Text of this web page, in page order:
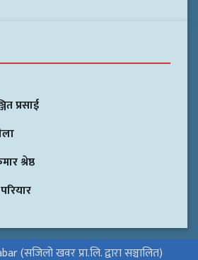
प्रसाई
श्रेष्ठ
(सजिलो खवर प्रा.लि. द्वारा सञ्चालित)